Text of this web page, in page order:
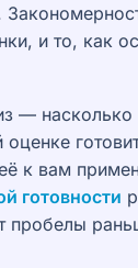
и то, как
— насколько
к вам
готовности
пробелы